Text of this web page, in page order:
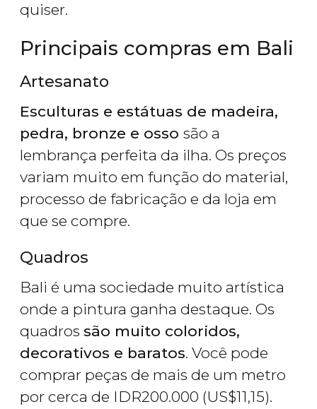
quiser.
Principais compras em Bali
Artesanato
Esculturas e estátuas de madeira,
pedra, bronze e osso são a
lembrança perfeita da ilha. Os preços
variam muito em função do material,
processo de fabricação e da loja em
que se compre.
Quadros
Bali é uma sociedade muito artística
onde a pintura ganha destaque. Os
quadros são muito coloridos,
decorativos e baratos. Você pode
comprar peças de mais de um metro
por cerca de IDR200.000 (US$11,15).